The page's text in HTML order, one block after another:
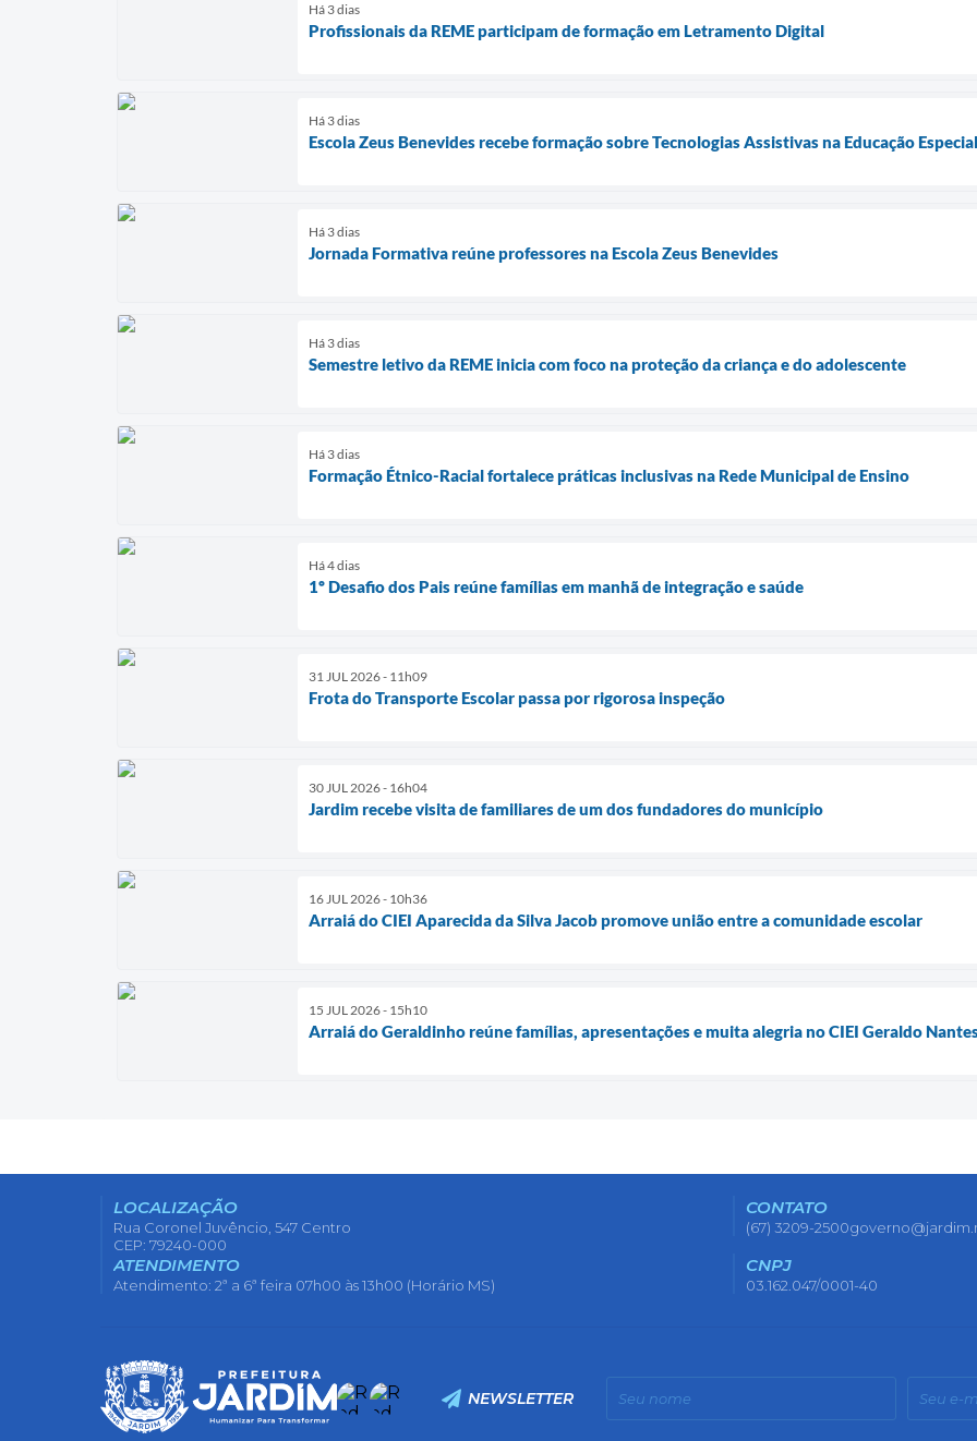
Há 3 dias
Profissionais da REME participam de formação em Letramento Digital
Há 3 dias
Escola Zeus Benevides recebe formação sobre Tecnologias Assistivas na Educação Especial
Há 3 dias
Jornada Formativa reúne professores na Escola Zeus Benevides
Há 3 dias
Semestre letivo da REME inicia com foco na proteção da criança e do adolescente
Há 3 dias
Formação Étnico-Racial fortalece práticas inclusivas na Rede Municipal de Ensino
Há 4 dias
1º Desafio dos Pais reúne famílias em manhã de integração e saúde
31 JUL 2026 - 11h09
Frota do Transporte Escolar passa por rigorosa inspeção
30 JUL 2026 - 16h04
Jardim recebe visita de familiares de um dos fundadores do município
16 JUL 2026 - 10h36
Arraiá do CIEI Aparecida da Silva Jacob promove união entre a comunidade escolar
15 JUL 2026 - 15h10
Arraiá do Geraldinho reúne famílias, apresentações e muita alegria no CIEI Geraldo
LOCALIZAÇÃO
Rua Coronel Juvêncio, 547 Centro
CEP: 79240-000
CONTATO
(67) 3209-2500
ATENDIMENTO
Atendimento: 2ª a 6ª feira 07h00 às 13h00 (Horário MS)
CNPJ
03.162.047/0001-40
NEWSLETTER